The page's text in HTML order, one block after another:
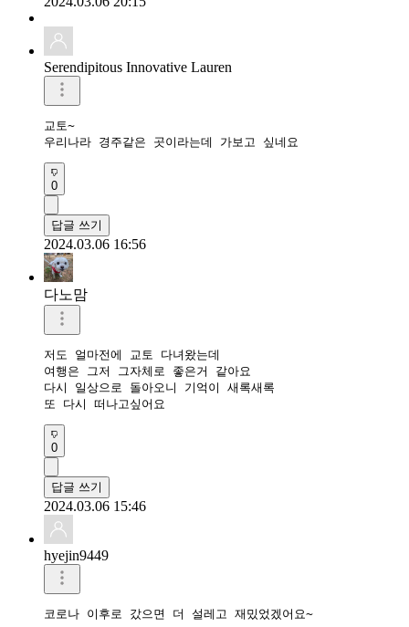
Serendipitous Innovative Lauren
교토~
우리나라 경주같은 곳이라는데 가보고 싶네요
0
답글 쓰기
2024.03.06 16:56
다노맘
저도 얼마전에 교토 다녀왔는데
여행은 그저 그자체로 좋은거 같아요
다시 일상으로 돌아오니 기억이 새록새록
또 다시 떠나고싶어요
0
답글 쓰기
2024.03.06 15:46
hyejin9449
코로나 이후로 갔으면 더 설레고 재밌었겠어요~